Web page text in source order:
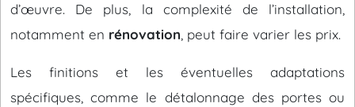
d’œuvre. De plus, la complexité de l’installation,
notamment en rénovation , peut faire varier les prix.
Les finitions et les éventuelles adaptations
spécifiques, comme le détalonnage des portes ou